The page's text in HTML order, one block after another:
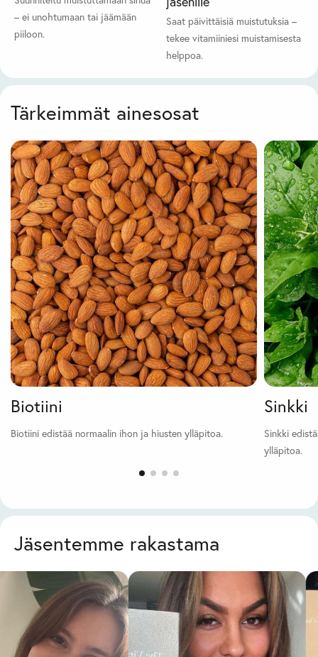
– ei unohtumaan tai jäämään
piiloon.
Saat päivittäisiä muistutuksia –
tekee vitamiiniesi muistamisesta
helppoa.
Tärkeimmät ainesosat
Biotiini
Biotiini edistää normaalin ihon ja hiusten ylläpitoa.
Sinkki
Sinkki
ylläpitoa.
Jäsentemme rakastama